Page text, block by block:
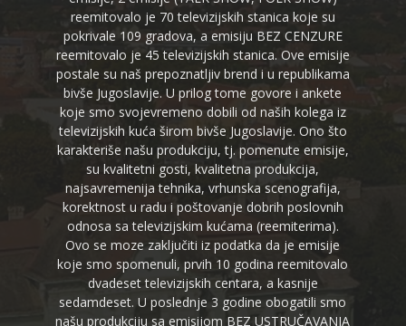
reemitovalo je 70 televizijskih stanica koje su
pokrivale 109 gradova, a emisiju BEZ CENZURE
reemitovalo je 45 televizijskih stanica. Ove emisije
postale su naš prepoznatljiv brend i u republikama
bivše Jugoslavije. U prilog tome govore i ankete
koje smo svojevremeno dobili od naših kolega iz
televizijskih kuća širom bivše Jugoslavije. Ono što
karakteriše našu produkciju, tj. pomenute emisije,
su kvalitetni gosti, kvalitetna produkcija,
najsavremenija tehnika, vrhunska scenografija,
korektnost u radu i poštovanje dobrih poslovnih
odnosa sa televizijskim kućama (reemiterima).
Ovo se moze zaključiti iz podatka da je emisije
koje smo spomenuli, prvih 10 godina reemitovalo
dvadeset televizijskih centara, a kasnije
sedamdeset. U poslednje 3 godine obogatili smo
našu produkciju sa emisijom BEZ USTRUČAVANJA